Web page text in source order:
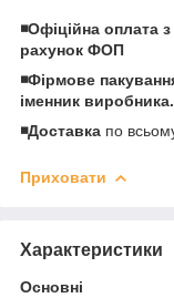
◾️Офіційна оплата
рахунок ФОП
◾️Фірмове
іменник виробника.
◾️Доставка по
Приховати
Характеристики
Основні